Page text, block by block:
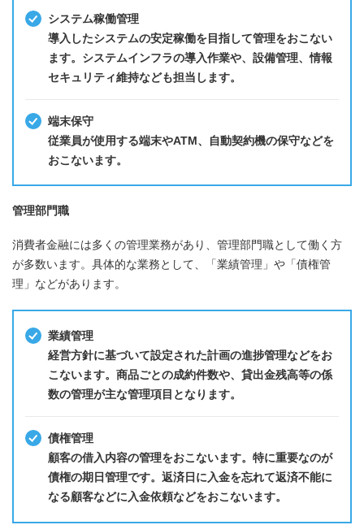
システム稼働管理
導入したシステムの安定稼働を目指して管理をおこない
ます。システムインフラの導入作業や、設備管理、情報
セキュリティ維持なども担当します。
端末保守
従業員が使用する端末やATM、自動契約機の保守などを
おこないます。
管理部門職
消費者金融には多くの管理業務があり、管理部門職として働く方
が多数います。具体的な業務として、「業績管理」や「債権管
理」などがあります。
業績管理
経営方針に基づいて設定された計画の進捗管理などをお
こないます。商品ごとの成約件数や、貸出金残高等の係
数の管理が主な管理項目となります。
債権管理
顧客の借入内容の管理をおこないます。特に重要なのが
債権の期日管理です。返済日に入金を忘れて返済不能に
なる顧客などに入金依頼などをおこないます。